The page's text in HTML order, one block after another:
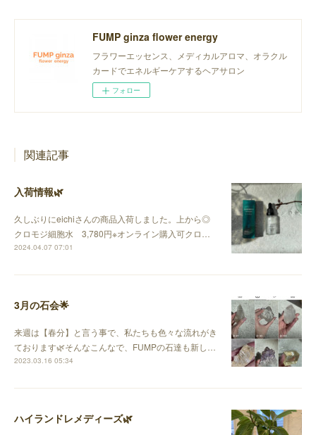
FUMP ginza flower energy
フラワーエッセンス、メディカルアロマ、オラクル
カードでエネルギーケアするヘアサロン
フォロー
関連記事
入荷情報🌿
久しぶりにeichiさんの商品入荷しました。上から◎
クロモジ細胞水 3,780円※オンライン購入可クロ…
2024.04.07 07:01
3月の石会🌟
来週は【春分】と言う事で、私たちも色々な流れがき
ております🌿そんなこんなで、FUMPの石達も新し…
2023.03.16 05:34
ハイランドレメディーズ🌿